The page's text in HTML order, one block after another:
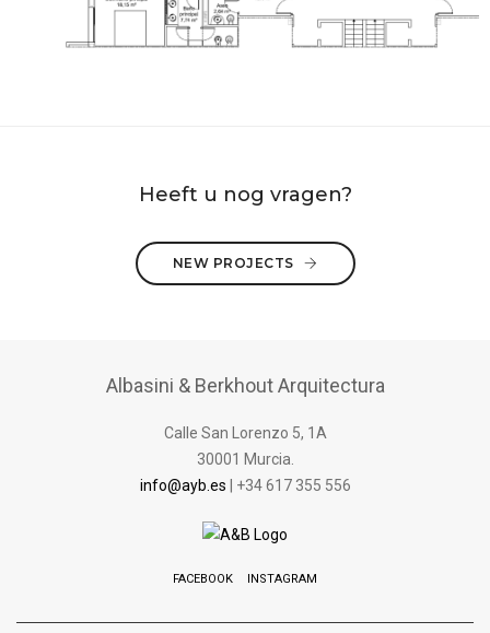
Heeft u nog vragen?
NEW PROJECTS
Albasini & Berkhout Arquitectura
Calle San Lorenzo 5, 1A
30001 Murcia.
info@ayb.es | +34 617 355 556
FACEBOOK INSTAGRAM